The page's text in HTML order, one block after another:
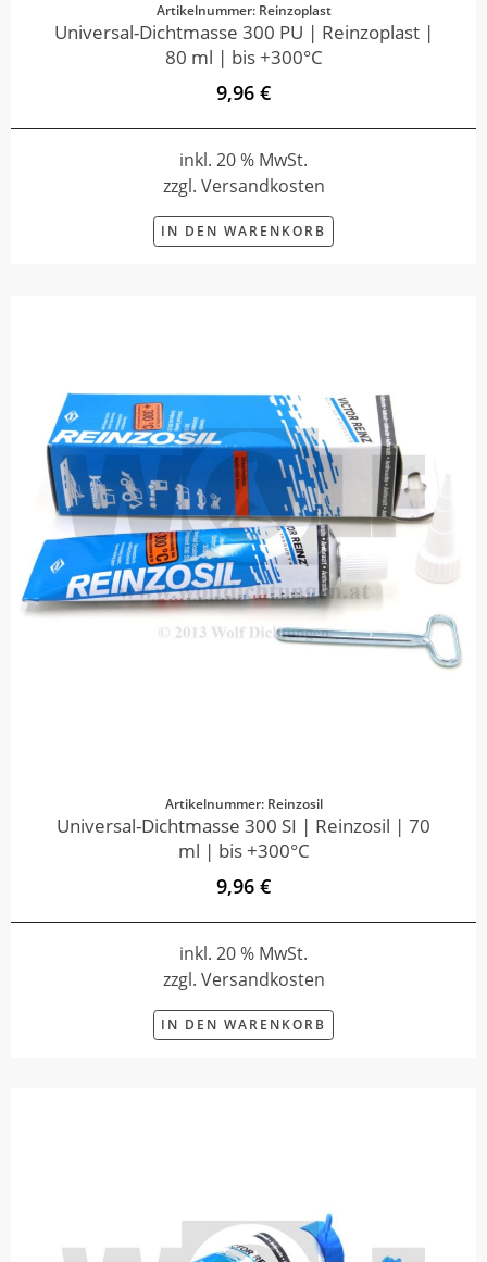
Artikelnummer: Reinzoplast
Universal-Dichtmasse 300 PU | Reinzoplast |
80 ml | bis +300°C
9,96 €
inkl. 20 % MwSt.
zzgl. Versandkosten
IN DEN WARENKORB
Artikelnummer: Reinzosil
Universal-Dichtmasse 300 SI | Reinzosil | 70
ml | bis +300°C
9,96 €
inkl. 20 % MwSt.
zzgl. Versandkosten
IN DEN WARENKORB